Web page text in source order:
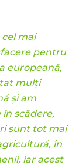
mai
pentru
europeană,
mulți
și am
scădere,
sunt tot mai
în
iar acest